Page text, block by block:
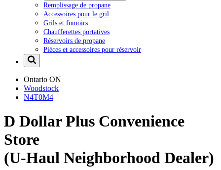
Remplissage de propane
Accessoires pour le gril
Grils et fumoirs
Chaufferettes portatives
Réservoirs de propane
Pièces et accessoires pour réservoir
Ontario ON
Woodstock
N4T0M4
D Dollar Plus Convenience
Store
(U-Haul Neighborhood Dealer)